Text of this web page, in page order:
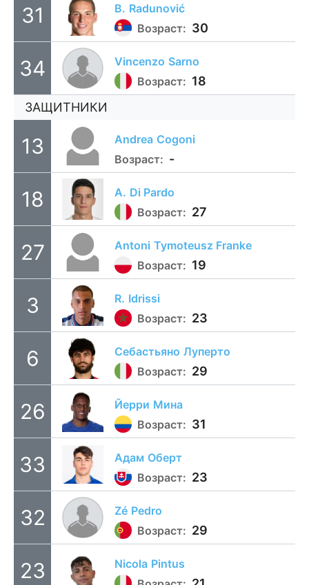
31 B. Radunović
Возраст: 30
34 Vincenzo Sarno
Возраст: 18
ЗАЩИТНИКИ
13 Andrea Cogoni
Возраст: -
18 A. Di Pardo
Возраст: 27
27 Antoni Tymoteusz Franke
Возраст: 19
3 R. Idrissi
Возраст: 23
6 Себастьяно Луперто
Возраст: 29
26 Йерри Мина
Возраст: 31
33 Адам Оберт
Возраст: 23
32 Zé Pedro
Возраст: 29
23 Nicola Pintus